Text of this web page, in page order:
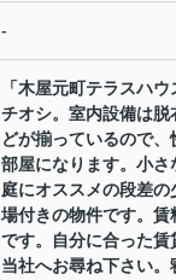
-
「木屋元町テラスハ
チオシ。室内設備は
どが揃っているので
部屋になります。小
庭にオススメの段差
場付きの物件です。賃
です。自分に合った賃
当社へお尋ね下さい